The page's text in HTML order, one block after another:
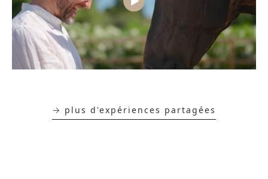
→ plus d'expériences partagées